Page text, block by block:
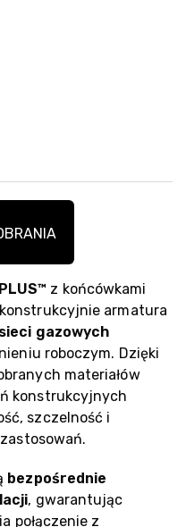
z końcówkami
armatura
gazowych
roboczym. Dzięki
materiałów
konstrukcyjnych
szczelność i
bezpośrednie
, gwarantując
połączenie z